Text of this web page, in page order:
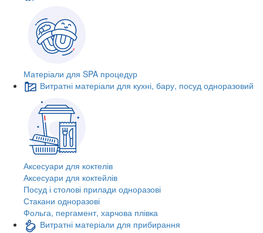
Матеріали для SPA процедур
Витратні матеріали для кухні, бару, посуд одноразовий
Аксесуари для коктелів
Аксесуари для коктейлів
Посуд і столові прилади одноразові
Стакани одноразові
Фольга, пергамент, харчова плівка
Витратні матеріали для прибирання